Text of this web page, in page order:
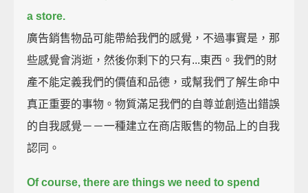
a store.
廣告銷售物品可能帶給我們的感覺，不過事實是，那
些感覺會消逝，然後你剩下的只有...東西。我們的財
產不能定義我們的價值和品德，或幫我們了解生命中
真正重要的事物。物質滿足我們的自尊並創造出錯誤
的自我感覺－－一種建立在商店販售的物品上的自我
認同。
Of course, there are things we need to spend